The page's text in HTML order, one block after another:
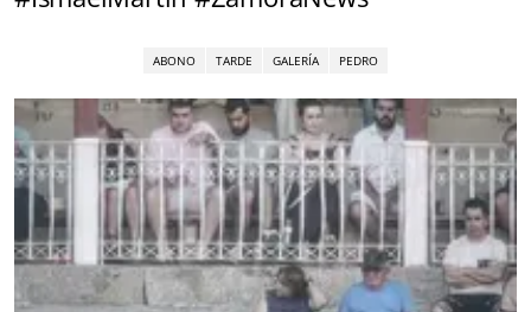
ABONO TARDE GALERÍA PEDRO